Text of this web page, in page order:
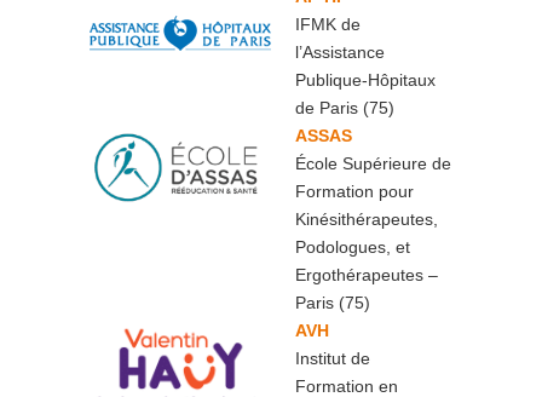
IFMK de
l’Assistance
Publique-Hôpitaux
de Paris (75)
ASSAS
École Supérieure de
Formation pour
Kinésithérapeutes,
Podologues, et
Ergothérapeutes –
Paris (75)
AVH
Institut de
Formation en